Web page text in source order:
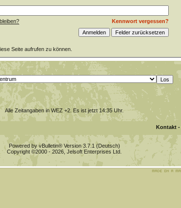
Kennwort vergessen?
Seite aufrufen zu können.
Alle Zeitangaben in WEZ +2. Es ist jetzt14:35Uhr.
Kontakt-
Powered by vBulletin® Version 3.7.1 (Deutsch)
Copyright ©2000 - 2026, Jelsoft Enterprises Ltd.